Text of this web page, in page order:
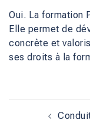
Oui. La formation
Elle permet de
concrète et
ses droits à la